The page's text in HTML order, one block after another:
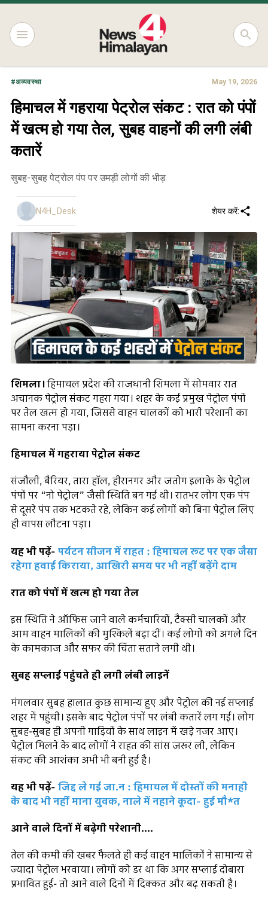
#अव्यवस्था May 19, 2026
हिमाचल में गहराया पेट्रोल संकट : रात को पंपों
में खत्म हो गया तेल, सुबह वाहनों की लगी लंबी
कतारें
सुबह-सुबह पेट्रोल पंप पर उमड़ी लोगों की भीड़
N4H_Desk शेयर करें:
शिमला।हिमाचल प्रदेश की राजधानी शिमला में सोमवार रात
अचानक पेट्रोल संकट गहरा गया। शहर के कई प्रमुख पेट्रोल पंपों
पर तेल खत्म हो गया, जिससे वाहन चालकों को भारी परेशानी का
सामना करना पड़ा।
हिमाचल में गहराया पेट्रोल संकट
संजौली, बैरियर, तारा हॉल, हीरानगर और जतोग इलाके के पेट्रोल
पंपों पर “नो पेट्रोल” जैसी स्थिति बन गई थी। रातभर लोग एक पंप
से दूसरे पंप तक भटकते रहे, लेकिन कई लोगों को बिना पेट्रोल लिए
ही वापस लौटना पड़ा।
यह भी पढ़ें- पर्यटन सीजन में राहत : हिमाचल रूट पर एक जैसा
रहेगा हवाई किराया, आखिरी समय पर भी नहीं बढ़ेंगे दाम
रात को पंपों में खत्म हो गया तेल
इस स्थिति ने ऑफिस जाने वाले कर्मचारियों, टैक्सी चालकों और
आम वाहन मालिकों की मुश्किलें बढ़ा दीं। कई लोगों को अगले दिन
के कामकाज और सफर की चिंता सताने लगी थी।
सुबह सप्लाई पहुंचते ही लगी लंबी लाइनें
मंगलवार सुबह हालात कुछ सामान्य हुए और पेट्रोल की नई सप्लाई
शहर में पहुंची। इसके बाद पेट्रोल पंपों पर लंबी कतारें लग गईं। लोग
सुबह-सुबह ही अपनी गाड़ियों के साथ लाइन में खड़े नजर आए।
पेट्रोल मिलने के बाद लोगों ने राहत की सांस जरूर ली, लेकिन
संकट की आशंका अभी भी बनी हुई है।
यह भी पढ़ें- जिद्द ले गई जा.न : हिमाचल में दोस्तों की मनाही
के बाद भी नहीं माना युवक, नाले में नहाने कूदा- हुई मौ*त
आने वाले दिनों में बढ़ेगी परेशानी....
तेल की कमी की खबर फैलते ही कई वाहन मालिकों ने सामान्य से
ज्यादा पेट्रोल भरवाया। लोगों को डर था कि अगर सप्लाई दोबारा
प्रभावित हुई- तो आने वाले दिनों में दिक्कत और बढ़ सकती है।